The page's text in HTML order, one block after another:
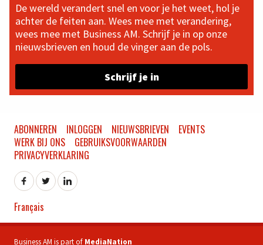
De wereld verandert snel en voor je het weet, hol je
achter de feiten aan. Wees mee met verandering,
wees mee met Business AM. Schrijf je in op onze
nieuwsbrieven en houd de vinger aan de pols.
Schrijf je in
ABONNEREN INLOGGEN NIEUWSBRIEVEN
EVENTS
WERK BIJ ONS
GEBRUIKSVOORWAARDEN
PRIVACYVERKLARING
Français
Business AM is part of MediaNation